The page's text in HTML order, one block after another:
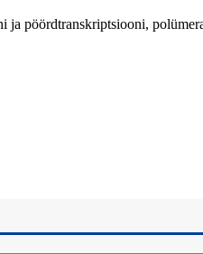
ja pöördtranskriptsiooni,